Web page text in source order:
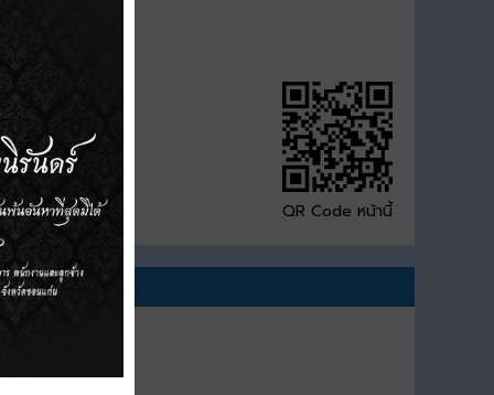
QR Code หน้านี้